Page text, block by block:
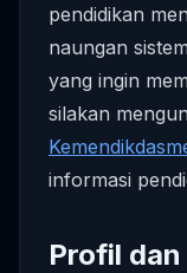
pendidikan
naungan
yang ingin
silakan
informasi
Profil